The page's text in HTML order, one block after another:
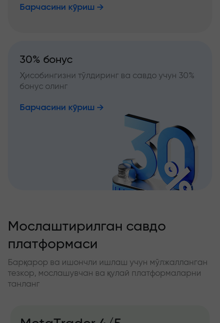
Барчасини кўриш
30% бонус
Ҳисобингизни тўлдиринг ва савдо учун 30%
бонус олинг
Барчасини кўриш
Мослаштирилган савдо
платформаси
Барқарор ва ишончли ишлаш учун мўлжалланган
тезкор, мослашувчан ва қулай платформаларни
танланг